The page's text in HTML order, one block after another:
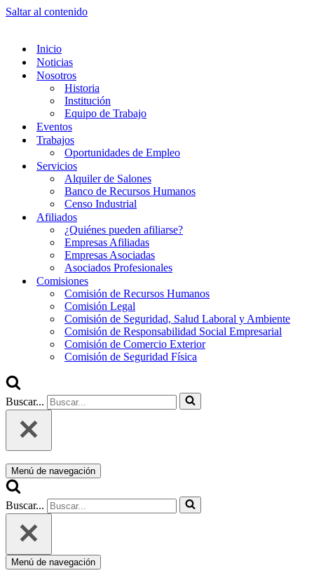
Saltar al contenido
Inicio
Noticias
Nosotros
Historia
Institución
Equipo de Trabajo
Eventos
Trabajos
Oportunidades de Empleo
Servicios
Alquiler de Salones
Banco de Recursos Humanos
Censo Industrial
Afiliados
¿Quiénes pueden afiliarse?
Empresas Afiliadas
Empresas Asociadas
Asociados Profesionales
Comisiones
Comisión de Recursos Humanos
Comisión Legal
Comisión de Seguridad, Salud Laboral y Ambiente
Comisión de Responsabilidad Social Empresarial
Comisión de Comercio Exterior
Comisión de Seguridad Física
Buscar...
Menú de navegación
Buscar...
Menú de navegación